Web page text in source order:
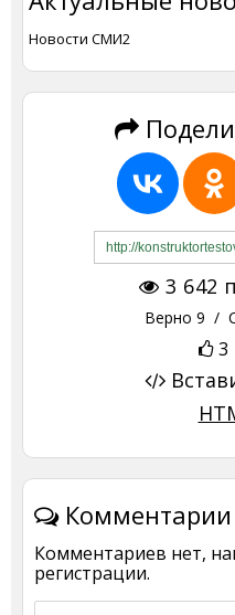
Новости СМИ2
3 642
Верно 9 /
3
Комментарии
Комментариев нет,
регистрации.